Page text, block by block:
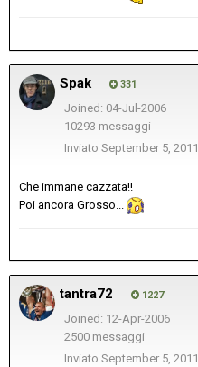
Spak 331
Joined: 04-Jul-2006
10293 messaggi
Inviato September 5, 2011
Che immane cazzata!!
Poi ancora Grosso...
tantra72 1227
Joined: 12-Apr-2006
2500 messaggi
Inviato September 5, 2011